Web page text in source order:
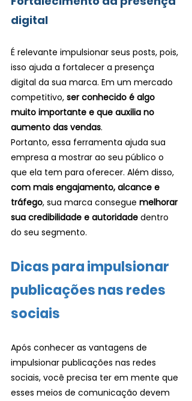
digital
É relevante impulsionar seus posts, pois,
isso ajuda a fortalecer a presença
digital da sua marca. Em um mercado
competitivo, ser conhecido é algo
muito importante e que auxilia no
aumento das vendas.
Portanto, essa ferramenta ajuda sua
empresa a mostrar ao seu público o
que ela tem para oferecer. Além disso,
com mais engajamento, alcance e
tráfego, sua marca consegue melhorar
sua credibilidade e autoridade dentro
do seu segmento.
Dicas para impulsionar
publicações nas redes
sociais
Após conhecer as vantagens de
impulsionar publicações nas redes
sociais, você precisa ter em mente que
esses meios de comunicação devem